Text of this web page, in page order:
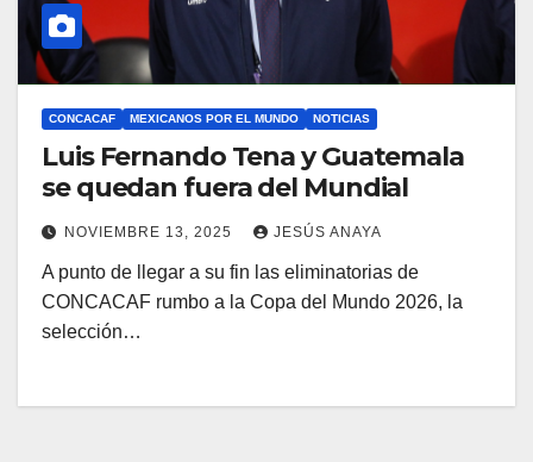
CONCACAF MEXICANOS POR EL MUNDO NOTICIAS
Luis Fernando Tena y Guatemala
se quedan fuera del Mundial
NOVIEMBRE 13, 2025 JESÚS ANAYA
A punto de llegar a su fin las eliminatorias de
CONCACAF rumbo a la Copa del Mundo 2026, la
selección…